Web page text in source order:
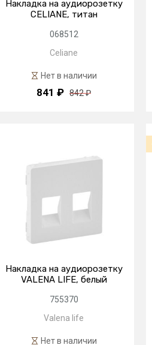
Накладка на аудиорозетку
CELIANE, титан
068512
Celiane
Нет в наличии
841 ₽ 842 ₽
Накладка на аудиорозетку
VALENA LIFE, белый
755370
Valena life
Нет в наличии